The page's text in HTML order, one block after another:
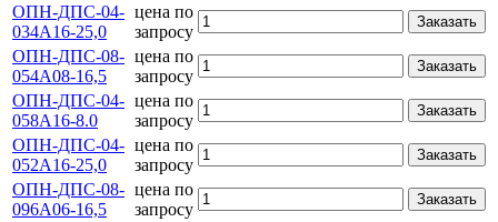
ОПН-ДПС-04-
034А16-25,0
цена по
запросу
Заказать
ОПН-ДПС-08-
054А08-16,5
цена по
запросу
Заказать
ОПН-ДПС-04-
058А16-8.0
цена по
запросу
Заказать
ОПН-ДПС-04-
052А16-25,0
цена по
запросу
Заказать
ОПН-ДПС-08-
096А06-16,5
цена по
запросу
Заказать